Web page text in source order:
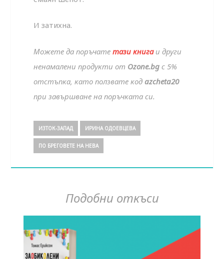
И затихна.
Можете да поръчатетази книгаи други
ненамалени продукти от Ozone.bg с 5%
отстъпка, като ползвате кодazcheta20
при завършване на поръчката си.
ИЗТОК-ЗАПАД ИРИНА ОДОЕВЦЕВА
ПО БРЕГОВЕТЕ НА НЕВА
Подобни откъси